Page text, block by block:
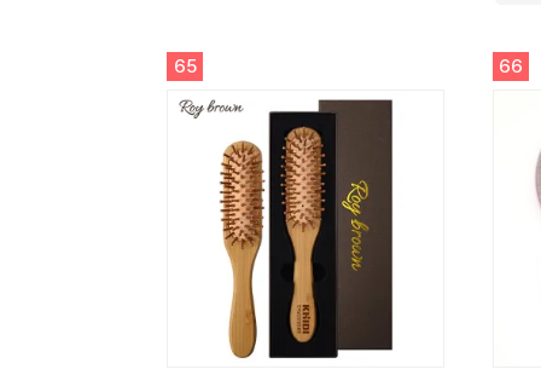
65 66